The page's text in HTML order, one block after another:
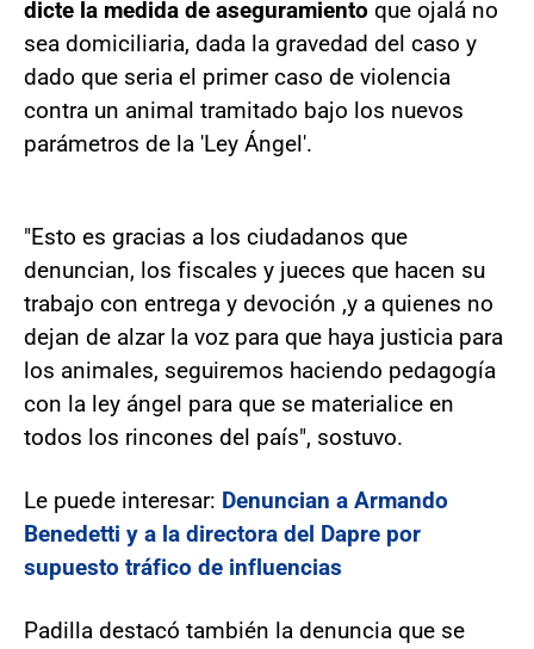
dicte la medida de aseguramiento que ojalá no
sea domiciliaria, dada la gravedad del caso y
dado que seria el primer caso de violencia
contra un animal tramitado bajo los nuevos
parámetros de la 'Ley Ángel'.
"Esto es gracias a los ciudadanos que
denuncian, los fiscales y jueces que hacen su
trabajo con entrega y devoción ,y a quienes no
dejan de alzar la voz para que haya justicia para
los animales, seguiremos haciendo pedagogía
con la ley ángel para que se materialice en
todos los rincones del país", sostuvo.
Le puede interesar: Denuncian a Armando
Benedetti y a la directora del Dapre por
supuesto tráfico de influencias
Padilla destacó también la denuncia que se